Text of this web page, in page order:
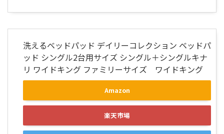
洗えるベッドパッド デイリーコレクション ベッドパ
ッド シングル2台用サイズ シングル＋シングルキナ
リ ワイドキング ファミリーサイズ ワイドキング
Amazon
楽天市場